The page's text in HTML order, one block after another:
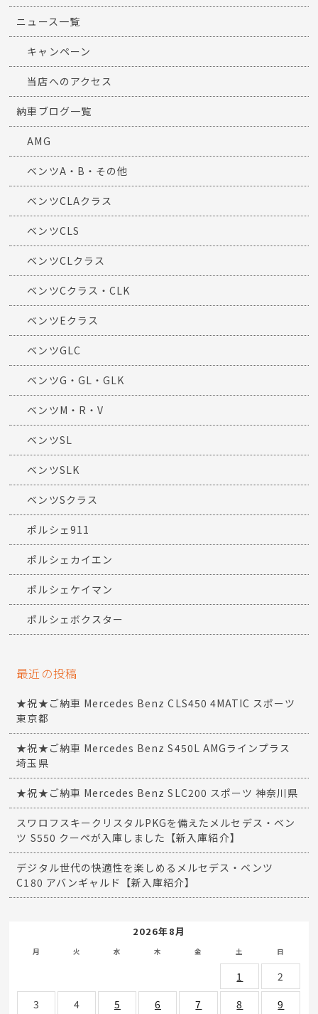
ニュース一覧
キャンペーン
当店へのアクセス
納車ブログ一覧
AMG
ベンツA・B・その他
ベンツCLAクラス
ベンツCLS
ベンツCLクラス
ベンツCクラス・CLK
ベンツEクラス
ベンツGLC
ベンツG・GL・GLK
ベンツM・R・V
ベンツSL
ベンツSLK
ベンツSクラス
ポルシェ911
ポルシェカイエン
ポルシェケイマン
ポルシェボクスター
最近の投稿
★祝★ご納車 Mercedes Benz CLS450 4MATIC スポーツ
東京都
★祝★ご納車 Mercedes Benz S450L AMGラインプラス
埼玉県
★祝★ご納車 Mercedes Benz SLC200 スポーツ 神奈川県
スワロフスキークリスタルPKGを備えたメルセデス・ベン
ツ S550 クーペが入庫しました【新入庫紹介】
デジタル世代の快適性を楽しめるメルセデス・ベンツ
C180 アバンギャルド【新入庫紹介】
2026年8月
月 火 水 木 金 土 日
1
2
3
4 5 6 7 8 9